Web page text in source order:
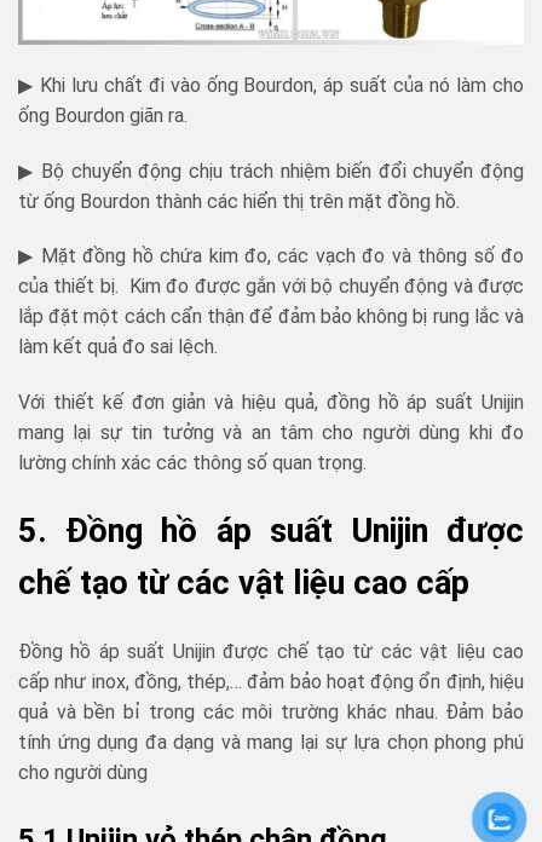
▶ Khi lưu chất đi vào ống Bourdon, áp suất của nó làm cho
ống Bourdon giãn ra.
▶ Bộ chuyển động chịu trách nhiệm biến đổi chuyển động
từ ống Bourdon thành các hiển thị trên mặt đồng hồ.
▶ Mặt đồng hồ chứa kim đo, các vạch đo và thông số đo
của thiết bị. Kim đo được gắn với bộ chuyển động và được
lắp đặt một cách cẩn thận để đảm bảo không bị rung lắc và
làm kết quả đo sai lệch.
Với thiết kế đơn giản và hiệu quả, đồng hồ áp suất Unijin
mang lại sự tin tưởng và an tâm cho người dùng khi đo
lường chính xác các thông số quan trọng.
5. Đồng hồ áp suất Unijin được
chế tạo từ các vật liệu cao cấp
Đồng hồ áp suất Unijin được chế tạo từ các vật liệu cao
cấp như inox, đồng, thép,… đảm bảo hoạt động ổn định, hiệu
quả và bền bỉ trong các môi trường khác nhau. Đảm bảo
tính ứng dụng đa dạng và mang lại sự lựa chọn phong phú
cho người dùng